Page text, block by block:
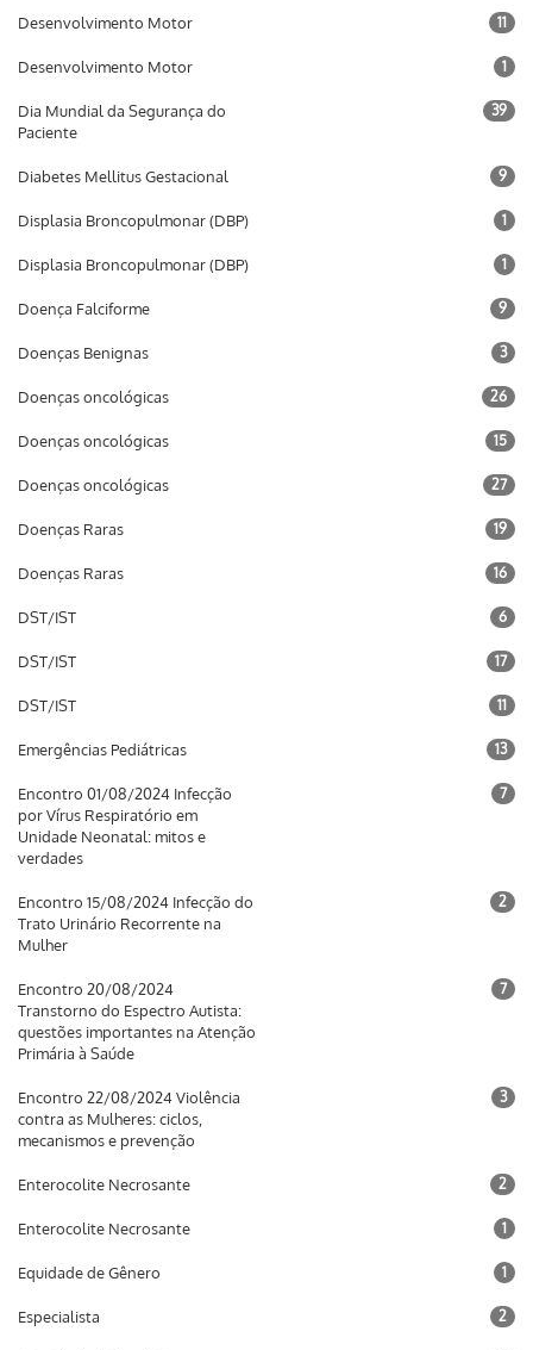
Desenvolvimento Motor 11
Desenvolvimento Motor 1
Dia Mundial da Segurança do
Paciente
39
Diabetes Mellitus Gestacional 9
Displasia Broncopulmonar (DBP) 1
Displasia Broncopulmonar (DBP) 1
Doença Falciforme 9
Doenças Benignas 3
Doenças oncológicas 26
Doenças oncológicas 15
Doenças oncológicas 27
Doenças Raras 19
Doenças Raras 16
DST/IST 6
DST/IST 17
DST/IST 11
Emergências Pediátricas 13
Encontro 01/08/2024 Infecção
por Vírus Respiratório em
Unidade Neonatal: mitos e
verdades
7
Encontro 15/08/2024 Infecção do
Trato Urinário Recorrente na
Mulher
2
Encontro 20/08/2024
Transtorno do Espectro Autista:
questões importantes na Atenção
Primária à Saúde
7
Encontro 22/08/2024 Violência
contra as Mulheres: ciclos,
mecanismos e prevenção
3
Enterocolite Necrosante 2
Enterocolite Necrosante 1
Equidade de Gênero 1
Especialista 2